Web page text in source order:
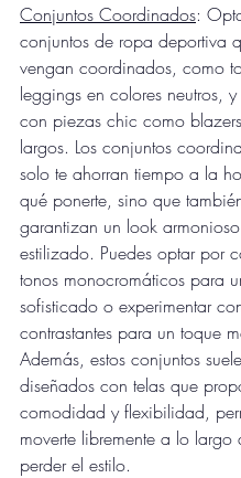
Conjuntos Coordinados:
conjuntos de ropa deportiva
vengan coordinados, como
leggings en colores neutros,
con piezas chic como
largos. Los conjuntos
solo te ahorran tiempo a la
qué ponerte, sino que
garantizan un look
estilizado. Puedes optar por
tonos monocromáticos para
sofisticado o experimentar
contrastantes para un toque
Además, estos conjuntos
diseñados con telas que
comodidad y flexibilidad,
moverte libremente a lo largo
perder el estilo.